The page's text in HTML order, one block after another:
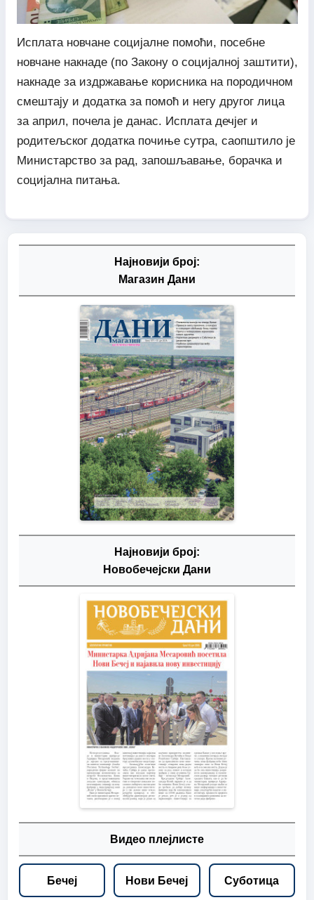
Исплата новчане социјалне помоћи, посебне
новчане накнаде (по Закону о социјалној заштити),
накнаде за издржавање корисника на породичном
смештају и додатка за помоћ и негу другог лица
за април, почела је данас. Исплата дечјег и
родитељског додатка почиње сутра, саопштило је
Министарство за рад, запошљавање, борачка и
социјална питања.
Најновији број:
Магазин Дани
Најновији број:
Новобечејски Дани
Видео плејлисте
Бечеј Нови Бечеј Суботица